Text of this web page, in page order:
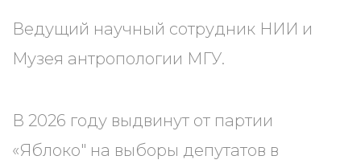
Ведущий научный сотрудник НИИ и
Музея антропологии МГУ.
В 2026 году выдвинут от партии
«Яблоко" на выборы депутатов в